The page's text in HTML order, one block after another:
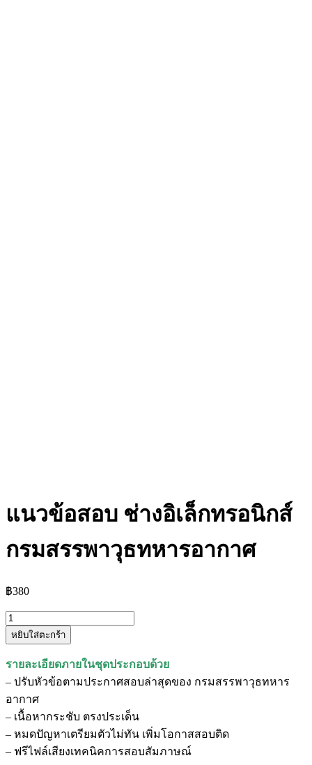
แนวข้อสอบ ช่างอิเล็กทรอนิกส์
กรมสรรพาวุธทหารอากาศ
฿380
จำนวน
แนว
ช่าง
อิเล็กทรอนิกส์
กรม
สรรพาวุธ
ทหาร
อากาศ
หยิบใส่ตะกร้า
รายละเอียดภายในชุดประกอบด้วย
– ปรับหัวข้อตามประกาศสอบล่าสุดของ กรมสรรพาวุธทหาร
อากาศ
– เนื้อหากระชับ ตรงประเด็น
– หมดปัญหาเตรียมตัวไม่ทัน เพิ่มโอกาสสอบติด
– ฟรีไฟล์เสียงเทคนิคการสอบสัมภาษณ์